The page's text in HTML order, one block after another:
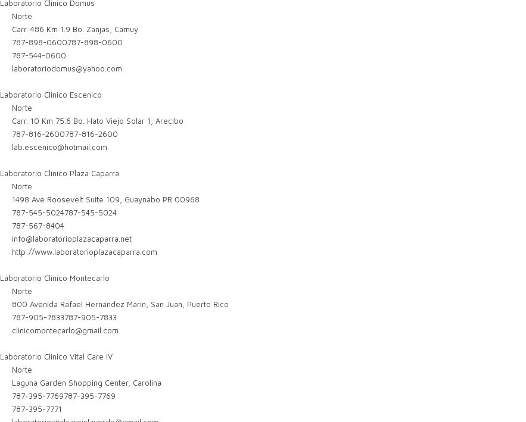
Laboratorio Clinico Domus
Norte
Carr. 486 Km 1.9 Bo. Zanjas, Camuy
787-898-0600787-898-0600
787-544-0600
laboratoriodomus@yahoo.com
Laboratorio Clinico Escenico
Norte
Carr. 10 Km 75.6 Bo. Hato Viejo Solar 1, Arecibo
787-816-2600787-816-2600
lab.escenico@hotmail.com
Laboratorio Clinico Plaza Caparra
Norte
1498 Ave Roosevelt Suite 109, Guaynabo PR 00968
787-545-5024787-545-5024
787-567-8404
info@laboratorioplazacaparra.net
http://www.laboratorioplazacaparra.com
Laboratorio Clinico Montecarlo
Norte
800 Avenida Rafael Hernández Marín, San Juan, Puerto Rico
787-905-7833787-905-7833
clinicomontecarlo@gmail.com
Laboratorio Clinico Vital Care IV
Norte
Laguna Garden Shopping Center, Carolina
787-395-7769787-395-7769
787-395-7771